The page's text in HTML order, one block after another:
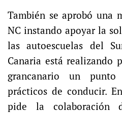
También se aprobó una
NC instando apoyar la
las autoescuelas del
Canaria está realizando
grancanario un
prácticos de conducir.
pide la colaboración